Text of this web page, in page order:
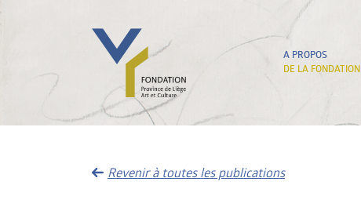
A PROPOS
DE LA FONDATION
Revenir à toutes les publications